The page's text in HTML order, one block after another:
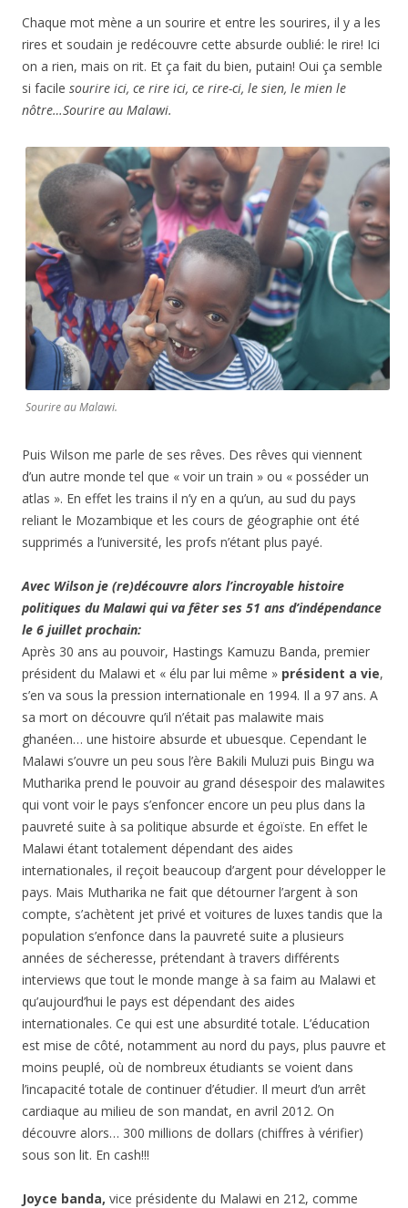
Chaque mot mène a un sourire et entre les sourires, il y a les
rires et soudain je redécouvre cette absurde oublié: le rire! Ici
on a rien, mais on rit. Et ça fait du bien, putain! Oui ça semble
si facile sourire ici, ce rire ici, ce rire-ci, le sien, le mien le
nôtre…Sourire au Malawi.
Sourire au Malawi.
Puis Wilson me parle de ses rêves. Des rêves qui viennent
d’un autre monde tel que « voir un train » ou « posséder un
atlas ». En effet les trains il n’y en a qu’un, au sud du pays
reliant le Mozambique et les cours de géographie ont été
supprimés a l’université, les profs n’étant plus payé.
Avec Wilson je (re)découvre alors l’incroyable histoire
politiques du Malawi qui va fêter ses 51 ans d’indépendance
le 6 juillet prochain:
Après 30 ans au pouvoir, Hastings Kamuzu Banda, premier
président du Malawi et « élu par lui même » président a vie,
s’en va sous la pression internationale en 1994. Il a 97 ans. A
sa mort on découvre qu’il n’était pas malawite mais
ghanéen… une histoire absurde et ubuesque. Cependant le
Malawi s’ouvre un peu sous l’ère Bakili Muluzi puis Bingu wa
Mutharika prend le pouvoir au grand désespoir des malawites
qui vont voir le pays s’enfoncer encore un peu plus dans la
pauvreté suite à sa politique absurde et égoïste. En effet le
Malawi étant totalement dépendant des aides
internationales, il reçoit beaucoup d’argent pour développer le
pays. Mais Mutharika ne fait que détourner l’argent à son
compte, s’achètent jet privé et voitures de luxes tandis que la
population s’enfonce dans la pauvreté suite a plusieurs
années de sécheresse, prétendant à travers différents
interviews que tout le monde mange à sa faim au Malawi et
qu’aujourd’hui le pays est dépendant des aides
internationales. Ce qui est une absurdité totale. L’éducation
est mise de côté, notamment au nord du pays, plus pauvre et
moins peuplé, où de nombreux étudiants se voient dans
l’incapacité totale de continuer d’étudier. Il meurt d’un arrêt
cardiaque au milieu de son mandat, en avril 2012. On
découvre alors… 300 millions de dollars (chiffres à vérifier)
sous son lit. En cash!!!
Joyce banda, vice présidente du Malawi en 212, comme